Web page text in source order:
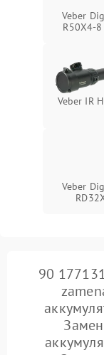
от замыкания
Veber
R50X4-
Veber IR
Veber
90